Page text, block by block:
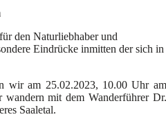
den Naturliebhaber und
Eindrücke inmitten der sich in
wir am 25.02.2023, 10.00 Uhr am
wandern mit dem Wanderführer Dr.
Saaletal.